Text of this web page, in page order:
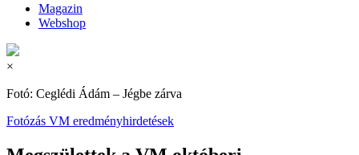
Magazin
Webshop
×
Fotó: Ceglédi Ádám – Jégbe zárva
Fotózás VM eredményhirdetések